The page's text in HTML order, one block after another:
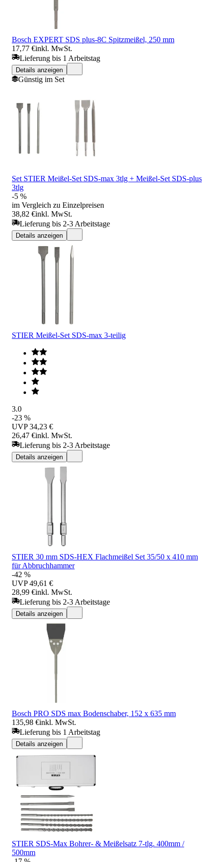
Bosch EXPERT SDS plus-8C Spitzmeißel, 250 mm
17,77 €inkl. MwSt.
Lieferung bis 1 Arbeitstag
Details anzeigen
Günstig im Set
Set STIER Meißel-Set SDS-max 3tlg + Meißel-Set SDS-plus
3tlg
-5 %
im Vergleich zu Einzelpreisen
38,82 €inkl. MwSt.
Lieferung bis 2-3 Arbeitstage
Details anzeigen
STIER Meißel-Set SDS-max 3-teilig
3.0
-23 %
UVP 34,23 €
26,47 €inkl. MwSt.
Lieferung bis 2-3 Arbeitstage
Details anzeigen
STIER 30 mm SDS-HEX Flachmeißel Set 35/50 x 410 mm
für Abbruchhammer
-42 %
UVP 49,61 €
28,99 €inkl. MwSt.
Lieferung bis 2-3 Arbeitstage
Details anzeigen
Bosch PRO SDS max Bodenschaber, 152 x 635 mm
135,98 €inkl. MwSt.
Lieferung bis 1 Arbeitstag
Details anzeigen
STIER SDS-Max Bohrer- & Meißelsatz 7-tlg. 400mm /
500mm